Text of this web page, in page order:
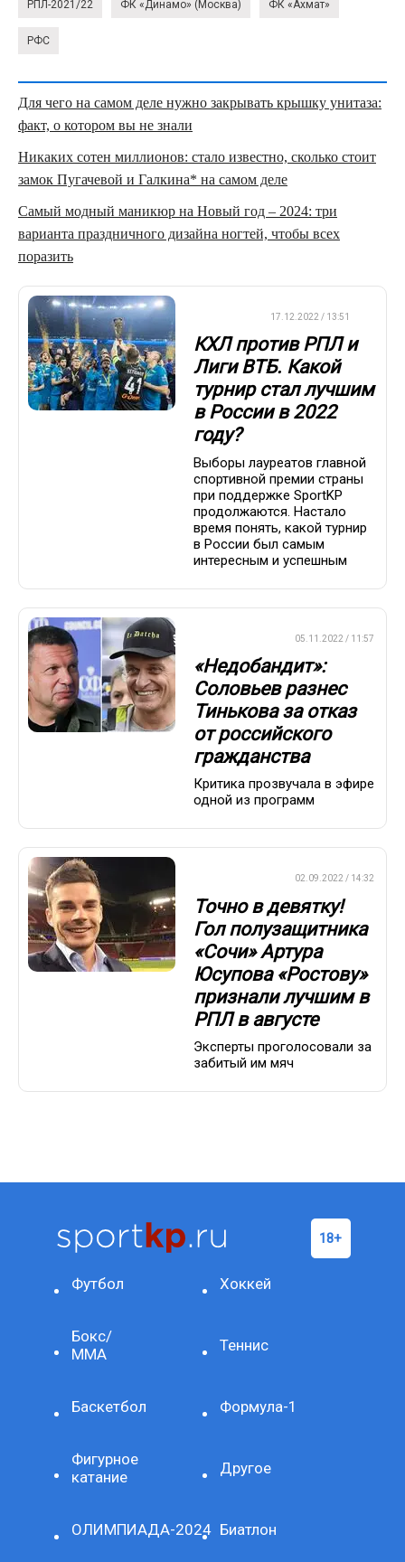
РПЛ-2021/22 ФК «Динамо» (Москва) ФК «Ахмат»
РФС
Для чего на самом деле нужно закрывать крышку унитаза:
факт, о котором вы не знали
Никаких сотен миллионов: стало известно, сколько стоит
замок Пугачевой и Галкина* на самом деле
Самый модный маникюр на Новый год – 2024: три
варианта праздничного дизайна ногтей, чтобы всех
поразить
17.12.2022 / 13:51
КХЛ против РПЛ и
Лиги ВТБ. Какой
турнир стал лучшим
в России в 2022
году?
Выборы лауреатов главной
спортивной премии страны
при поддержке SportKP
продолжаются. Настало
время понять, какой турнир
в России был самым
интересным и успешным
05.11.2022 / 11:57
«Недобандит»:
Соловьев разнес
Тинькова за отказ
от российского
гражданства
Критика прозвучала в эфире
одной из программ
02.09.2022 / 14:32
Точно в девятку!
Гол полузащитника
«Сочи» Артура
Юсупова «Ростову»
признали лучшим в
РПЛ в августе
Эксперты проголосовали за
забитый им мяч
Футбол Хоккей
Бокс/
ММА
Теннис
Баскетбол Формула-1
Фигурное
катание
Другое
ОЛИМПИАДА-2024 Биатлон